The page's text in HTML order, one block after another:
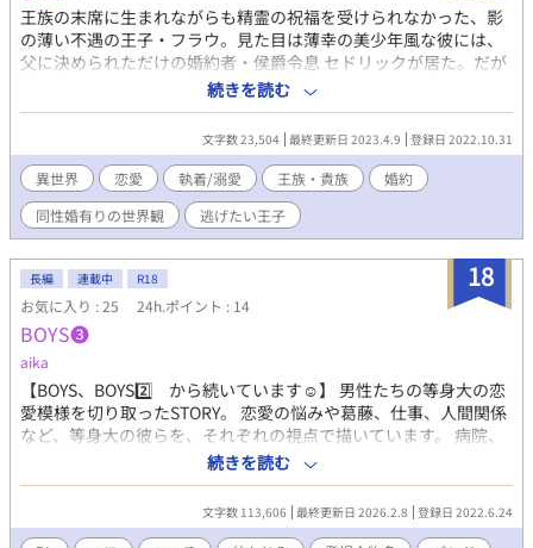
王族の末席に生まれながらも精霊の祝福を受けられなかった、影
の薄い不遇の王子・フラウ。見た目は薄幸の美少年風な彼には、
父に決められただけの婚約者・侯爵令息 セドリックが居た。だが
ある時、他国の王子であるシンがフラウに一目惚れした事で、セ
ドリックとの婚約を白紙に戻し、国家間の同盟の為に新たな婚約
を結ぼうではないかという流れに…。 今まで不仲だったのに何故
かそれに抵抗するセドリックと、略奪する気満々のシンに嫌気が
さし、フラウは自分の宮に閉じこもってしまう。 そんな時、遅れ
ばせながらにフラウに精霊の祝福が授けられる。その力がまあま
あ使えるスキルだと踏んだフラウは、それが誰にも知られぬ内に
王宮から姿を消した。 『お嫁さんを探す旅にでます。さがさない
でください。』 という書き置きを残して。 立場ゆえに人生を諦め
かけていたけれど、やっぱり可愛い女性と結婚したい家出王子フ
ラウと、フラウとの婚約解消に納得出来ず行方を探すツンデレ元
婚約、一目惚れしたフラウを捕まえて早く結婚したい現婚約者。
まったり更新です。
続きを読む
文字数 23,504 最終更新日 2023.4.9 登録日 2022.10.31
異世界 恋愛 執着/溺愛 王族・貴族
婚約
同性婚有りの世界観
逃げたい王子
18
長編 連載中 R18
お気に入り : 25 24h.ポイント : 14
BOYS❸
aika
【BOYS、BOYS2️⃣ から続いています☺︎】 男性たちの等身大の恋
愛模様を切り取ったSTORY。 恋愛の悩みや葛藤、仕事、人間関係
など、等身大の彼らを、それぞれの視点で描いています。 病院、
バンド、大学、空港、アパレル、職業も人生も様々な彼らが、出
会いや別れを繰り返しながら、自分なりの愛を見つけていく物
語。 〜〜〜〜 ♡→渡里優羽 ♤→沢渡仁 ♢→南川梓 ♧→宗馬遥 幼
なじみ４人を中心としたそれぞれの世界の人間関係、恋模様を描
続きを読む
文字数 113,606 最終更新日 2026.2.8 登録日 2022.6.24